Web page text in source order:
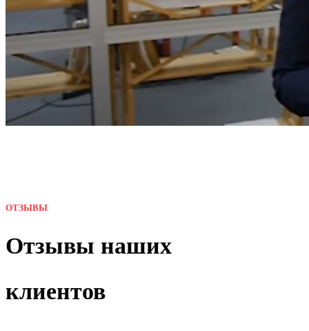
ОТЗЫВЫ
Отзывы наших
клиентов